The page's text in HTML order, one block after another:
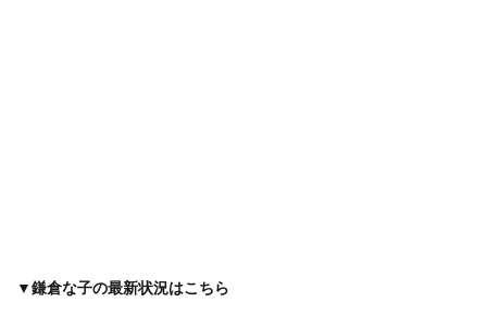
▼鎌倉な子の最新状況はこちら